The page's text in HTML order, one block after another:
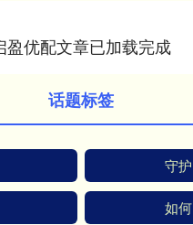
盈优配文章已加载完成
话题标签
守护
如何